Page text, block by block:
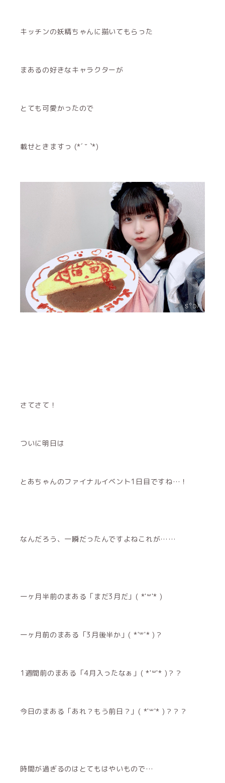
キッチンの妖精ちゃんに描いてもらった
まあるの好きなキャラクターが
とても可愛かったので
載せときますっ (*´ ˘ `*)
さてさて！
ついに明日は
とあちゃんのファイナルイベント1日目ですね…！
なんだろう、一瞬だったんですよねこれが……
一ヶ月半前のまある「まだ3月だ」( *'꒳'* )
一ヶ月前のまある「3月後半か」( *'꒳'* )？
1週間前のまある「4月入ったなぁ」( *'꒳'* )？？
今日のまある「あれ？もう前日？」( *'꒳'* )？？？
時間が過ぎるのはとてもはやいもので…